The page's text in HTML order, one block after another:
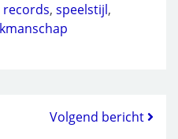
records, speelstijl,
Volgend bericht